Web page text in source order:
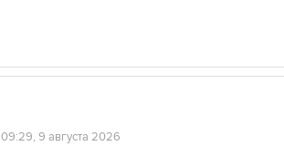
09:29, 9 августа 2026